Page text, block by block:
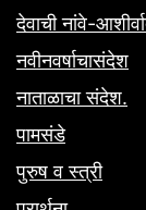
देवाची नांवे-
नवीनवर्षाचासंदेश
नाताळाचा संदेश.
पामसंडे
पुरुष व स्त्री